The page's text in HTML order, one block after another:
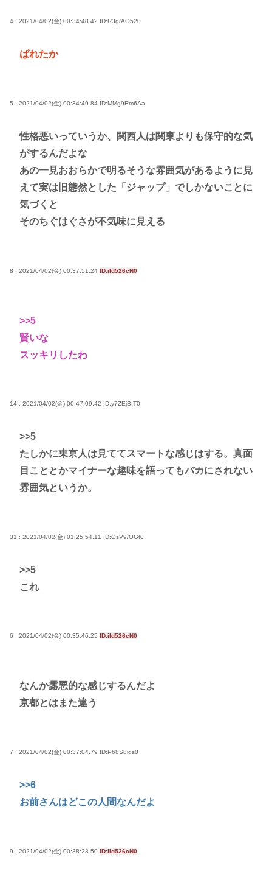
4 : 2021/04/02(金) 00:34:48.42 ID:R3g/AO520
ばれたか
5 : 2021/04/02(金) 00:34:49.84 ID:MMg9Rm6Aa
性格悪いっていうか、関西人は関東よりも保守的な気
がするんだよな
あの一見おおらかで明るそうな雰囲気があるように見
えて実は旧態然とした「ジャップ」でしかないことに
気づくと
そのちぐはぐさが不気味に見える
8 : 2021/04/02(金) 00:37:51.24 ID:iId526cN0
>>5
賢いな
スッキリしたわ
14 : 2021/04/02(金) 00:47:09.42 ID:y7ZEjBIT0
>>5
たしかに東京人は見ててスマートな感じはする。真面
目こととかマイナーな趣味を語ってもバカにされない
雰囲気というか。
31 : 2021/04/02(金) 01:25:54.11 ID:OsV9/OGt0
>>5
これ
6 : 2021/04/02(金) 00:35:46.25 ID:iId526cN0
なんか露悪的な感じするんだよ
京都とはまた違う
7 : 2021/04/02(金) 00:37:04.79 ID:P68S8ids0
>>6
お前さんはどこの人間なんだよ
9 : 2021/04/02(金) 00:38:23.50 ID:iId526cN0